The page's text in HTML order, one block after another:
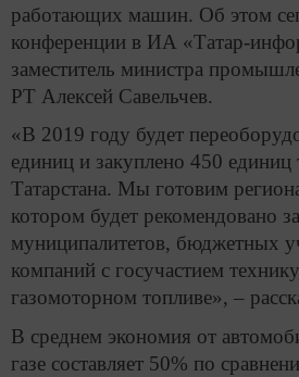
работающих машин. Об этом
конференции в ИА «Татар-
заместитель министра
РТ Алексей Савельчев.
«В 2019 году будет
единиц и закуплено 450 единиц
Татарстана. Мы готовим
котором будет рекомендовано
муниципалитетов, бюджетных
компаний с госучастием
газомоторном топливе», –
В среднем экономия от
газе составляет 50% по